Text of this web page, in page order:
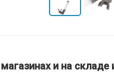
и на складе